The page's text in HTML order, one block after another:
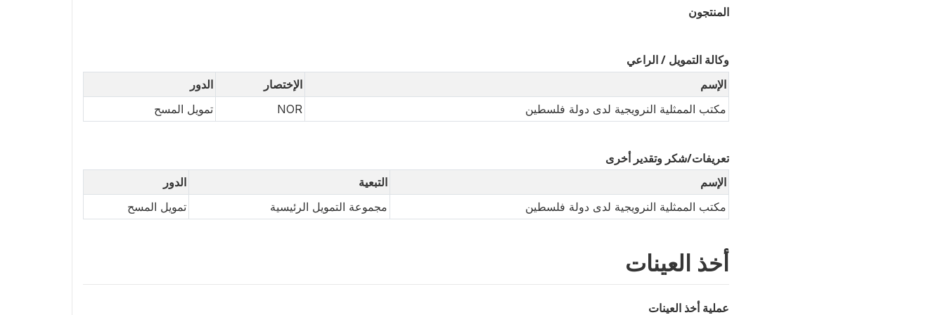
المنتجون
وكالة التمويل / الراعي
الإسم الإختصار
الدور
مكتب الممثلية النرويجية لدى دولة فلسطين
NOR تمويل المسح
تعريفات/شكر وتقدير أخرى
الإسم التبعية
الدور
مكتب الممثلية النرويجية لدى دولة فلسطين
مجموعة التمويل الرئيسية تمويل المسح
أخذ العينات
عملية أخذ العينات